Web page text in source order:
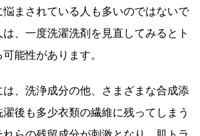
まされている人も多いのではないで
、一度洗濯洗剤を見直してみるとト
能性があります。
、洗浄成分の他、さまざまな合成添
後も多少衣類の繊維に残ってしまう